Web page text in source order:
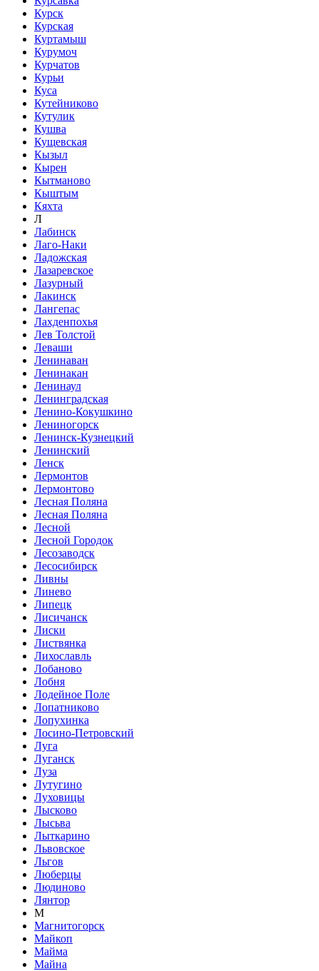
Курск
Курская
Куртамыш
Курумоч
Курчатов
Курьи
Куса
Кутейниково
Кутулик
Кушва
Кущевская
Кызыл
Кырен
Кытманово
Кыштым
Кяхта
Л
Лабинск
Лаго-Наки
Ладожская
Лазаревское
Лазурный
Лакинск
Лангепас
Лахденпохья
Лев Толстой
Леваши
Ленинаван
Ленинакан
Ленинаул
Ленинградская
Ленино-Кокушкино
Лениногорск
Ленинск-Кузнецкий
Ленинский
Ленск
Лермонтов
Лермонтово
Лесная Поляна
Лесная Поляна
Лесной
Лесной Городок
Лесозаводск
Лесосибирск
Ливны
Линево
Липецк
Лисичанск
Лиски
Листвянка
Лихославль
Лобаново
Лобня
Лодейное Поле
Лопатниково
Лопухинка
Лосино-Петровский
Луга
Луганск
Луза
Лутугино
Луховицы
Лысково
Лысьва
Лыткарино
Львовское
Льгов
Люберцы
Людиново
Лянтор
М
Магнитогорск
Майкоп
Майма
Майна